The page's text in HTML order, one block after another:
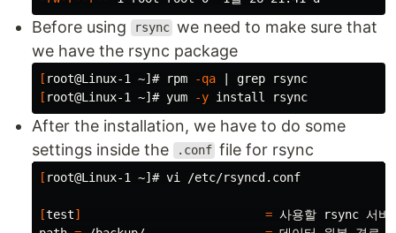
Before using rsync we need to make sure that
we have the rsync package
[ root@Linux-1 ~]# rpm -qa | grep
[ root@Linux-1 ~]# yum -y install
After the installation, we have to do some
settings inside the
.conf file for rsync
[ root@Linux-1 ~]# vi /etc/rsyncd.conf
[test] = 사용할 rsync 서비